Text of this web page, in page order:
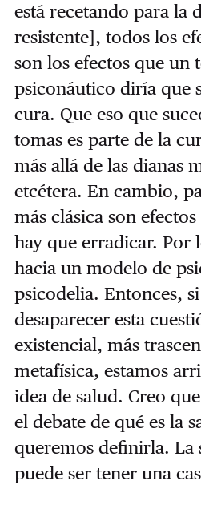
está recetando para la
resistente], todos los
son los efectos que un
psiconáutico diría que
cura. Que eso que
tomas es parte de la
más allá de las dianas
etcétera. En cambio,
más clásica son
hay que erradicar. Por
hacia un modelo de
psicodelia. Entonces,
desaparecer esta
existencial, más
metafísica, estamos
idea de salud. Creo
el debate de qué es la
queremos definirla. La
puede ser tener una